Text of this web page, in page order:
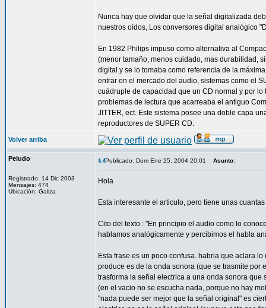
Nunca hay que olvidar que la señal digitalizada
nuestros oídos, Los conversores digital analógico
En 1982 Philips impuso como alternativa al
(menor tamaño, menos cuidado, mas durabilidad,
digital y se lo tomaba como referencia de la
entrar en el mercado del audio, sistemas como el
cuádruple de capacidad que un CD normal y por
problemas de lectura que acarreaba el antiguo
JITTER, ect. Este sistema posee una doble capa
reproductores de SUPER CD.
Volver arriba
Peludo
Registrado: 14 Dic 2003
Mensajes: 474
Ubicación: Galiza
Publicado: Dom Ene 25, 2004 20:01 Asunto:
Hola
Esta interesante el articulo, pero tiene unas
Cito del texto : "En principio el audio como lo
hablamos analógicamente y percibimos el habla
Esta frase es un poco confusa. habria que aclara
produce es de la onda sonora (que se trasmite por
trasforma la señal electrica a una onda sonora
(en el vacio no se escucha nada, porque no hay
"nada puede ser mejor que la señal original" es